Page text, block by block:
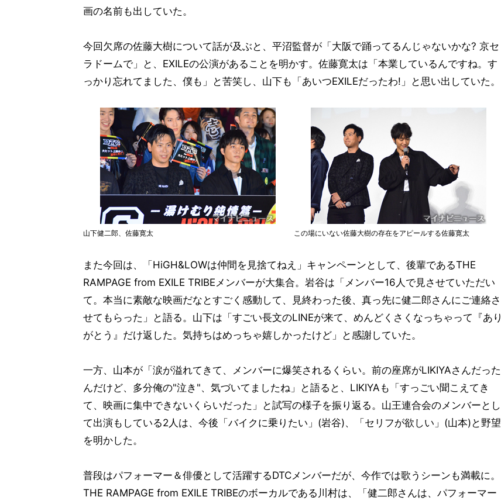
画の名前も出していた。
今回欠席の佐藤大樹について話が及ぶと、平沼監督が「大阪で踊ってるんじゃないかな? 京セ
ラドームで」と、EXILEの公演があることを明かす。佐藤寛太は「本業しているんですね。す
っかり忘れてました、僕も」と苦笑し、山下も「あいつEXILEだったわ!」と思い出していた。
山下健二郎、佐藤寛太 この場にいない佐藤大樹の存在をアピールする佐藤寛太
また今回は、「HiGH&LOWは仲間を見捨てねえ」キャンペーンとして、後輩であるTHE
RAMPAGE from EXILE TRIBEメンバーが大集合。岩谷は「メンバー16人で見させていただい
て。本当に素敵な映画だなとすごく感動して、見終わった後、真っ先に健二郎さんにご連絡さ
せてもらった」と語る。山下は「すごい長文のLINEが来て、めんどくさくなっちゃって『あり
がとう』だけ返した。気持ちはめっちゃ嬉しかったけど」と感謝していた。
一方、山本が「涙が溢れてきて、メンバーに爆笑されるくらい。前の座席がLIKIYAさんだった
んだけど、多分俺の"泣き"、気づいてましたね」と語ると、LIKIYAも「すっごい聞こえてき
て、映画に集中できないくらいだった」と試写の様子を振り返る。山王連合会のメンバーとし
て出演もしている2人は、今後「バイクに乗りたい」(岩谷)、「セリフが欲しい」(山本)と野望
を明かした。
普段はパフォーマー＆俳優として活躍するDTCメンバーだが、今作では歌うシーンも満載に。
THE RAMPAGE from EXILE TRIBEのボーカルである川村は、「健二郎さんは、パフォーマー